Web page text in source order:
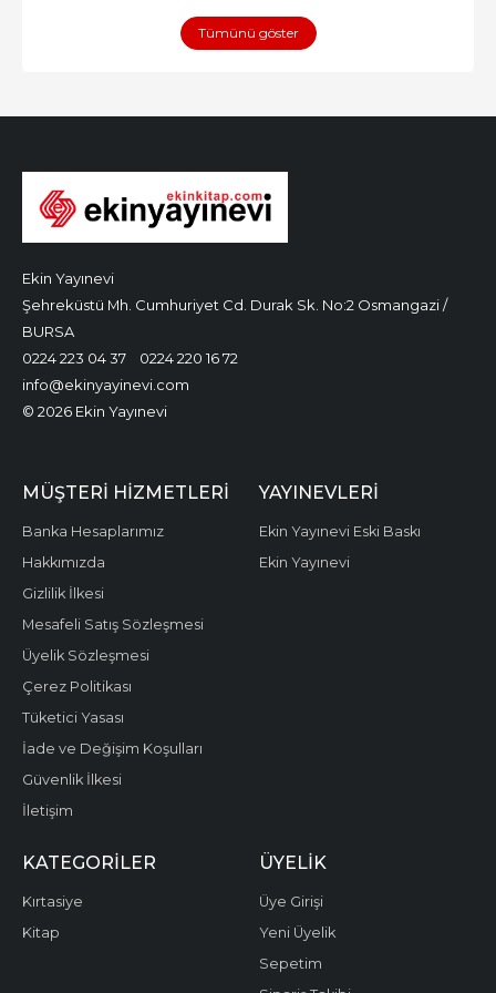
Tümünü göster
Ekin Yayınevi
Şehreküstü Mh. Cumhuriyet Cd. Durak Sk. No:2 Osmangazi /
BURSA
0224 223 04 37
0224 220 16 72
info@ekinyayinevi.com
© 2026 Ekin Yayınevi
MÜŞTERI HIZMETLERI
Banka Hesaplarımız
Hakkımızda
Gizlilik İlkesi
Mesafeli Satış Sözleşmesi
Üyelik Sözleşmesi
Çerez Politikası
Tüketici Yasası
İade ve Değişim Koşulları
Güvenlik İlkesi
İletişim
YAYINEVLERI
Ekin Yayınevi Eski Baskı
Ekin Yayınevi
KATEGORILER
Kırtasiye
Kitap
ÜYELIK
Üye Girişi
Yeni Üyelik
Sepetim